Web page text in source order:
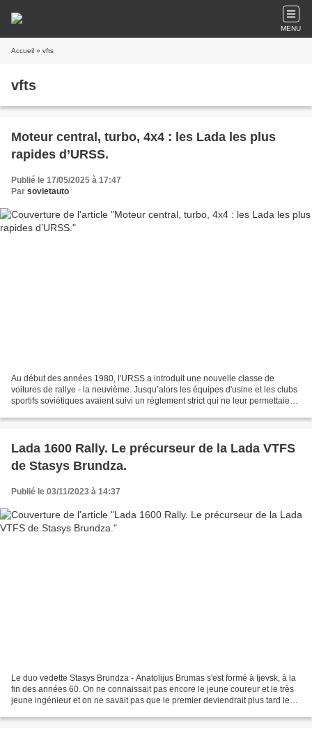
MENU
Accueil » vfts
vfts
Moteur central, turbo, 4x4 : les Lada les plus
rapides d’URSS.
Publié le 17/05/2025 à 17:47
Par sovietauto
Au début des années 1980, l'URSS a introduit une nouvelle classe de
voitures de rallye - la neuvième. Jusqu’alors les équipes d'usine et les clubs
sportifs soviétiques avaient suivi un règlement strict qui ne leur permettaient
Lada 1600 Rally. Le précurseur de la Lada VTFS
de Stasys Brundza.
Publié le 03/11/2023 à 14:37
Le duo vedette Stasys Brundza - Anatolijus Brumas s'est formé à Ijevsk, à la
fin des années 60. On ne connaissait pas encore le jeune coureur et le très
jeune ingénieur et on ne savait pas que le premier deviendrait plus tard le